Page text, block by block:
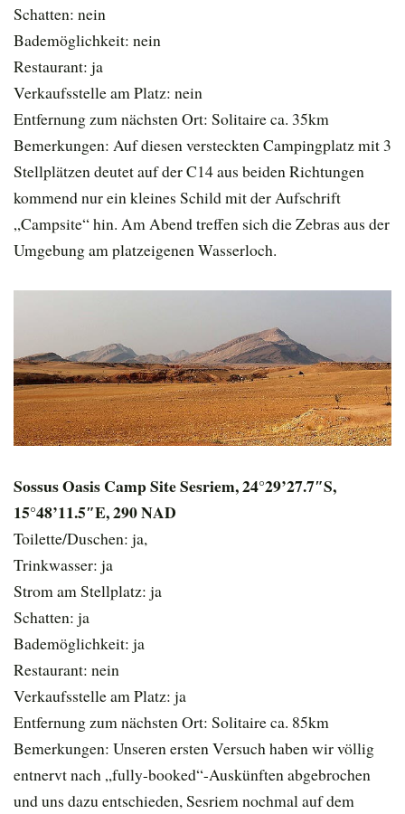
Schatten: nein
Bademöglichkeit: nein
Restaurant: ja
Verkaufsstelle am Platz: nein
Entfernung zum nächsten Ort: Solitaire ca. 35km
Bemerkungen: Auf diesen versteckten Campingplatz mit 3
Stellplätzen deutet auf der C14 aus beiden Richtungen
kommend nur ein kleines Schild mit der Aufschrift
„Campsite“ hin. Am Abend treffen sich die Zebras aus der
Umgebung am platzeigenen Wasserloch.
Sossus Oasis Camp Site Sesriem, 24°29’27.7″S,
15°48’11.5″E, 290 NAD
Toilette/Duschen: ja,
Trinkwasser: ja
Strom am Stellplatz: ja
Schatten: ja
Bademöglichkeit: ja
Restaurant: nein
Verkaufsstelle am Platz: ja
Entfernung zum nächsten Ort: Solitaire ca. 85km
Bemerkungen: Unseren ersten Versuch haben wir völlig
entnervt nach „fully-booked“-Auskünften abgebrochen
und uns dazu entschieden, Sesriem nochmal auf dem